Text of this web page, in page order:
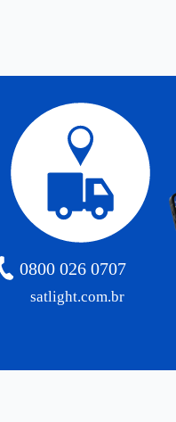
satlight.com.br
0800 026 0707